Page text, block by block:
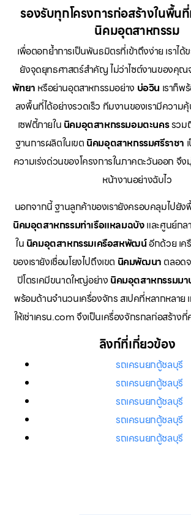
รองรับทุกโครงการก่อสร้างในพื้น
นิคมอุตสาหกรรม
เพื่อตอกย้ำการเป็นพันธมิตรที่เข้าถึงง่าย เราไ
ยังจุดยุทธศาสตร์สำคัญ ไม่ว่าไซต์งานของคุณ
พัทยา หรือย่านอุตสาหกรรมอย่าง บ่อวิน เราก็พ
ลงพื้นที่ได้อย่างรวดเร็ว ทีมงานของเรามีความ
เซฟตี้ภายใน นิคมอุตสาหกรรมอมตะนครรวม
ฐานการผลิตในเขต นิคมอุตสาหกรรมศรีราชา
ความเร่งด่วนของโครงการในภาคตะวันออก จึ
หน้างานอย่างฉับไว
นอกจากนี้ ฐานลูกค้าของเรายังครอบคลุมไปยั
นิคมอุตสาหกรรมท่าเรือแหลมฉบังและศูนย์กล
ใน นิคมอุตสาหกรรมเครือสหพัฒน์อีกด้วย เค
ของเรายังเชื่อมโยงไปถึงเขต นิคมพัฒนา ตลอด
ปิโตรเคมีขนาดใหญ่อย่าง นิคมอุตสาหกรรมม
พร้อมด้านจำนวนเครื่องจักร สเปคที่หลากหลาย
ให้เช่าเครน.com จึงเป็นเครื่องจักรกลก่อสร้าง
ลิงก์ที่เกี่ยวข้อง
รถเครนยกตู้ชลบุรี
รถเครนยกตู้ชลบุรี
รถเครนยกตู้ชลบุรี
รถเครนยกตู้ชลบุรี
รถเครนยกตู้ชลบุรี